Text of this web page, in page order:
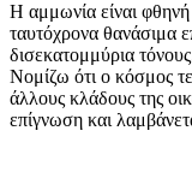
Η αμμωνία είναι
ταυτόχρονα θανάσιμα
δισεκατομμύρια
Νομίζω ότι ο κόσμος
άλλους κλάδους της
επίγνωση και